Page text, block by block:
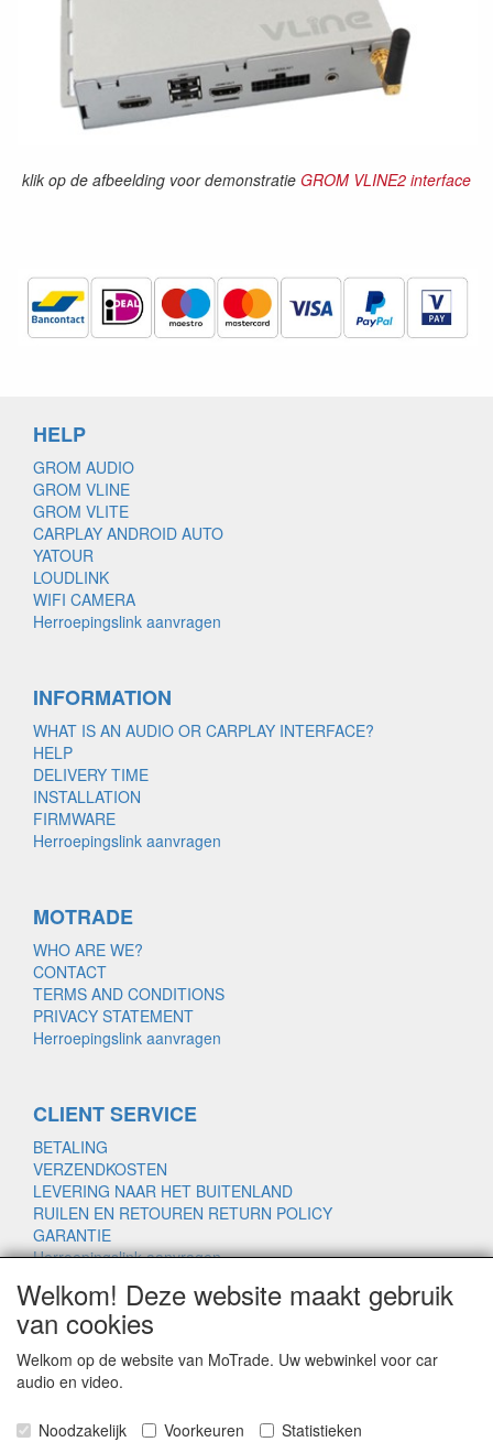
klik op de afbeelding voor demonstratie GROM VLINE2 interface
HELP
GROM AUDIO
GROM VLINE
GROM VLITE
CARPLAY ANDROID AUTO
YATOUR
LOUDLINK
WIFI CAMERA
Herroepingslink aanvragen
INFORMATION
WHAT IS AN AUDIO OR CARPLAY INTERFACE?
HELP
DELIVERY TIME
INSTALLATION
FIRMWARE
Herroepingslink aanvragen
MOTRADE
WHO ARE WE?
CONTACT
TERMS AND CONDITIONS
PRIVACY STATEMENT
Herroepingslink aanvragen
CLIENT SERVICE
BETALING
VERZENDKOSTEN
LEVERING NAAR HET BUITENLAND
RUILEN EN RETOUREN RETURN POLICY
GARANTIE
Herroepingslink aanvragen
motrade@kpnmail.nl
Handelsregister 69439559
Welkom! Deze website maakt gebruik
van cookies
Welkom op de website van MoTrade. Uw webwinkel voor car
audio en video.
Noodzakelijk Voorkeuren Statistieken